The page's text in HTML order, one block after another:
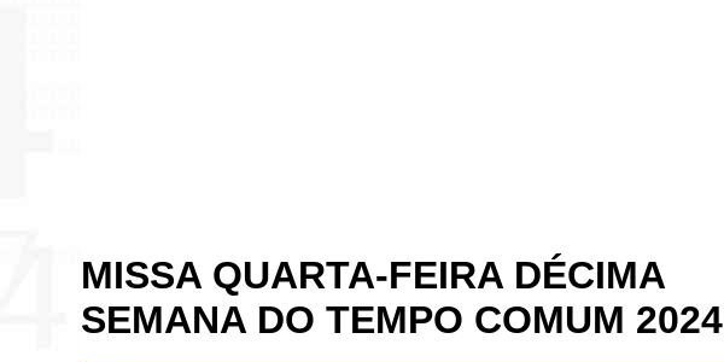
MISSA QUARTA-FEIRA DÉCIMA
SEMANA DO TEMPO COMUM 2024